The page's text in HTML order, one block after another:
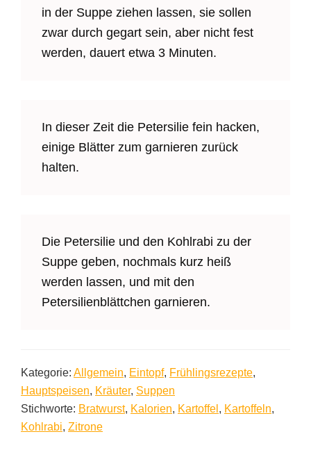
in der Suppe ziehen lassen, sie sollen
zwar durch gegart sein, aber nicht fest
werden, dauert etwa 3 Minuten.
In dieser Zeit die Petersilie fein hacken,
einige Blätter zum garnieren zurück
halten.
Die Petersilie und den Kohlrabi zu der
Suppe geben, nochmals kurz heiß
werden lassen, und mit den
Petersilienblättchen garnieren.
Kategorie: Allgemein, Eintopf, Frühlingsrezepte,
Hauptspeisen, Kräuter, Suppen
Stichworte: Bratwurst, Kalorien, Kartoffel , Kartoffeln,
Kohlrabi, Zitrone